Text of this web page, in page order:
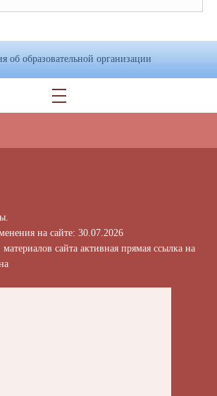
об образовательной организации
на сайте: 30.07.2026
сайта активная прямая ссылка на